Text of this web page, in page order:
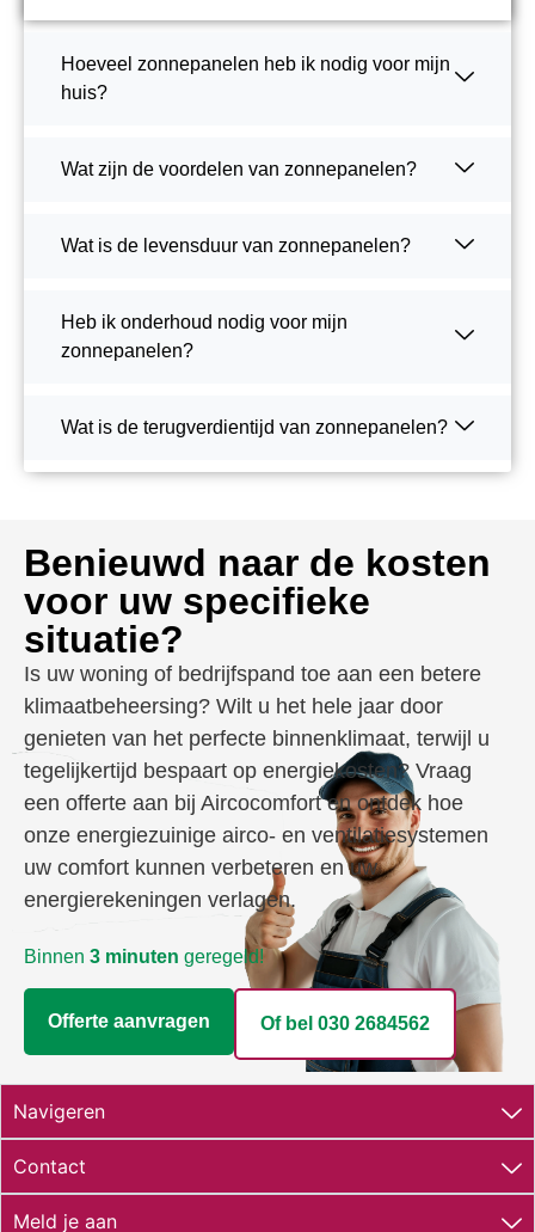
Hoeveel zonnepanelen heb ik nodig voor mijn
huis?
Wat zijn de voordelen van zonnepanelen?
Wat is de levensduur van zonnepanelen?
Heb ik onderhoud nodig voor mijn
zonnepanelen?
Wat is de terugverdientijd van zonnepanelen?
Benieuwd naar de kosten
voor uw specifieke
situatie?
Is uw woning of bedrijfspand toe aan een betere
klimaatbeheersing? Wilt u het hele jaar door
genieten van het perfecte binnenklimaat, terwijl u
tegelijkertijd bespaart op energiekosten? Vraag
een offerte aan bij Aircocomfort en ontdek hoe
onze energiezuinige airco- en ventilatiesystemen
uw comfort kunnen verbeteren en uw
energierekeningen verlagen.
Binnen 3 minuten geregeld!
Offerte aanvragen Of bel 030 2684562​
Navigeren
Contact
Meld je aan